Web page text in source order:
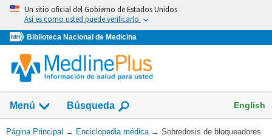
Omita
vaya
al
Contenido
Un sitio oficial del Gobierno de Estados Unidos
Así es como usted puede verificarlo
Biblioteca Nacional de Medicina
Menú Búsqueda English
Usted
Página Principal → Enciclopedia médica → Sobredosis de bloqueadores